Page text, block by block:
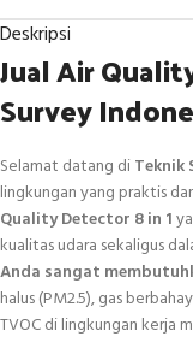
Deskripsi
Jual Air
Survey
Selamat datang diTeknik
lingkungan yang praktis
Quality Detector 8 in 1
kualitas udara sekaligus
Anda sangat
halus (PM2.5), gas
TVOC di lingkungan kerja